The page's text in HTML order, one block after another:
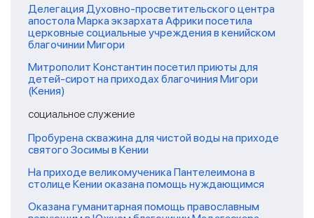
Делегация Духовно-просветительского центра
апостола Марка экзархата Африки посетила
церковные социальные учреждения в кенийском
благочинии Мигори
Митрополит Константин посетил приюты для
детей-сирот на приходах благочиния Мигори
(Кения)
социальное служение
Пробурена скважина для чистой воды на приходе
святого Зосимы в Кении
На приходе великомученика Пантелеимона в
столице Кении оказана помощь нуждающимся
Оказана гуманитарная помощь православным